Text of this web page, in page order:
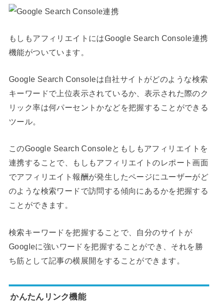
もしもアフィリエイトにはGoogle Search Console連携
機能がついています。
Google Search Consoleは自社サイトがどのような検索
キーワードで上位表示されているか、表示された際のク
リック率は何パーセントかなどを把握することができる
ツール。
このGoogle Search Consoleともしもアフィリエイトを
連携することで、もしもアフィリエイトのレポート画面
でアフィリエイト報酬が発生したページにユーザーがど
のような検索ワードで訪問する傾向にあるかを把握する
ことができます。
検索キーワードを把握することで、自分のサイトが
Googleに強いワードを把握することができ、それを勝
ち筋として記事の横展開をすることができます。
かんたんリンク機能